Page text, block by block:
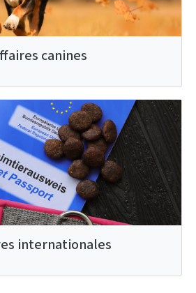
canines
internationales